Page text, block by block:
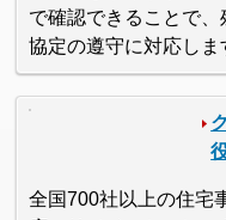
で確認できることで
協定の遵守に対応しま
全国700社以上の住宅